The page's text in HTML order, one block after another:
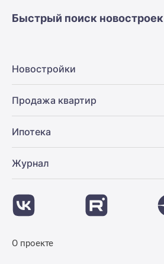
Быстрый поиск новостроек
Новостройки
Продажа квартир
Ипотека
Журнал
О проекте